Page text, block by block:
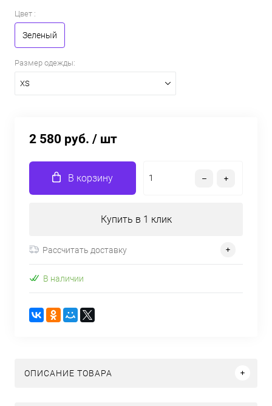
Цвет :
Зеленый
Размер одежды:
XS
2 580 руб. / шт
В корзину
Купить в 1 клик
Рассчитать доставку
В наличии
ОПИСАНИЕ ТОВАРА